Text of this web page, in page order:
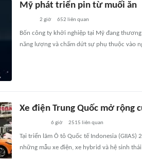
Mỹ phát triển pin từ muối ăn
2 giờ 652 liên quan
Bốn công ty khởi nghiệp tại Mỹ đang
năng lượng và chấm dứt sự phụ thuộc vào
Xe điện Trung Quốc mở rộng
6 giờ 2515 liên quan
Tại triển lãm Ô tô Quốc tế Indonesia
những mẫu xe điện, xe hybrid và hệ sinh